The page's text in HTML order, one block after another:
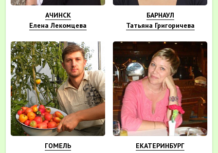
АЧИНСК
Елена Лекомцева
БАРНАУЛ
Татьяна Григоричева
ГОМЕЛЬ
ЕКАТЕРИНБУРГ